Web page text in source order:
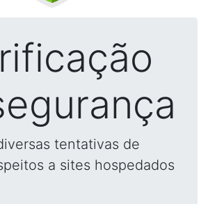
tentativas de
a sites hospedados